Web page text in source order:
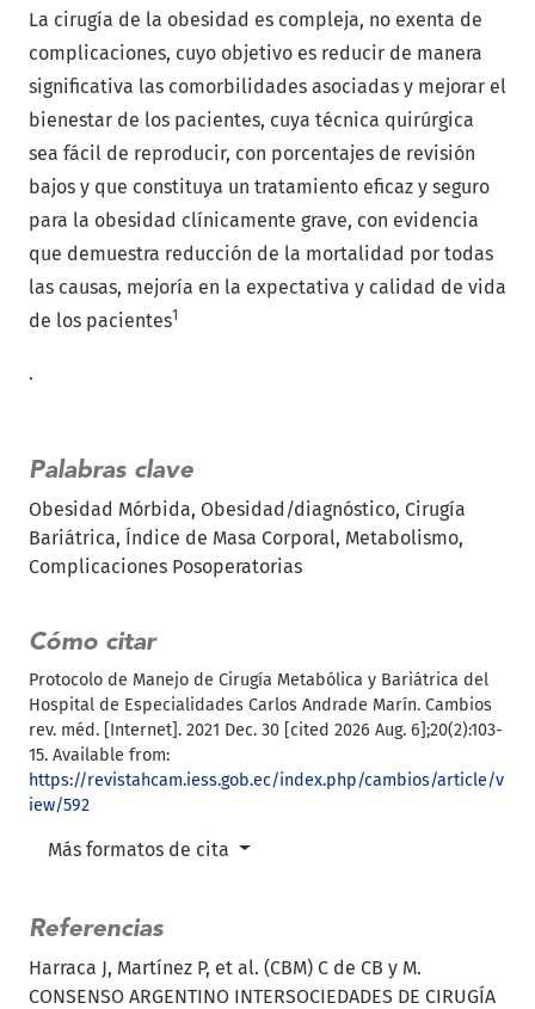
Palabras clave
Obesidad Mórbida Obesidad/diagnóstico Cirugía
Bariátrica Índice de Masa Corporal Metabolismo
Complicaciones Posoperatorias
Cómo citar
Protocolo de Manejo de Cirugía Metabólica y Bariátrica del
Hospital de Especialidades Carlos Andrade Marín. Cambios
rev. méd. [Internet]. 2021 Dec. 30 [cited 2026 Aug. 6];20(2):103-
15. Available from:
https://revistahcam.iess.gob.ec/index.php/cambios/article/v
iew/592
Más formatos de cita
La cirugía de la obesidad es compleja, no exenta de
complicaciones, cuyo objetivo es reducir de manera
significativa las comorbilidades asociadas y mejorar el
bienestar de los pacientes, cuya técnica quirúrgica
sea fácil de reproducir, con porcentajes de revisión
bajos y que constituya un tratamiento eficaz y seguro
para la obesidad clínicamente grave, con evidencia
que demuestra reducción de la mortalidad por todas
las causas, mejoría en la expectativa y calidad de vida
de los pacientes1
.
Referencias
Harraca J, Martínez P, et al. (CBM) C de CB y M.
CONSENSO ARGENTINO INTERSOCIEDADES DE CIRUGÍA